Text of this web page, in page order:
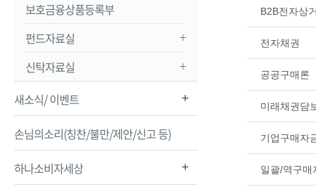
보호금융상품등록부
펀드자료실
신탁자료실
새소식/ 이벤트
손님의소리(칭찬/불만/제안/신고 등)
하나소비자세상
B2B전자상
전자채권
공공구매론
미래채권담
기업구매자
일괄/역구매